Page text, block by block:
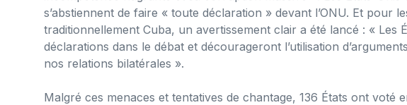
s’abstiennent de faire « toute déclaration » devant l’ONU. Et pour
traditionnellement Cuba, un avertissement clair a été lancé : « Les
déclarations dans le débat et décourageront l’utilisation
nos relations bilatérales ».
Malgré ces menaces et tentatives de chantage, 136 États ont voté